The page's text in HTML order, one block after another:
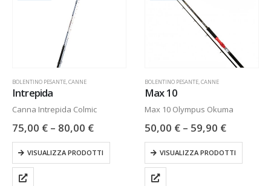
BOLENTINO PESANTE CANNE
Intrepida
Canna Intrepida Colmic
75,00 € – 80,00 €
VISUALIZZA PRODOTTI
BOLENTINO PESANTE CANNE
Max 10
Max 10 Olympus Okuma
50,00 € – 59,90 €
VISUALIZZA PRODOTTI